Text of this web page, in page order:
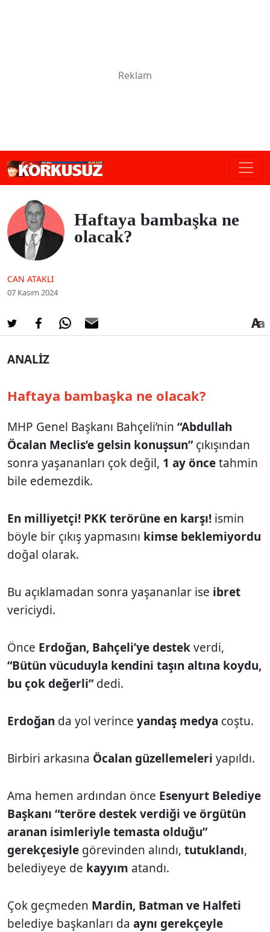
Haftaya bambaşka ne
olacak?
CAN ATAKLI
07 Kasım 2024
ANALİZ
Haftaya bambaşka ne olacak?
MHP Genel Başkanı Bahçeli’nin “Abdullah
Öcalan Meclis’e gelsin konuşsun”çıkışından
sonra yaşananları çok değil, 1 ay öncetahmin
bile edemezdik.
En milliyetçi! PKK terörüne en karşı! ismin
böyle bir çıkış yapmasını kimse beklemiyordu
doğal olarak.
Bu açıklamadan sonra yaşananlar ise ibret
vericiydi.
Önce Erdoğan, Bahçeli’ye destekverdi,
“Bütün vücuduyla kendini taşın altına koydu,
bu çok değerli”dedi.
Erdoğan da yol verince yandaş medya coştu.
Birbiri arkasına Öcalan güzellemeleri yapıldı.
Ama hemen ardından önce Esenyurt Belediye
Başkanı “teröre destek verdiği ve örgütün
aranan isimleriyle temasta olduğu”
gerekçesiyle görevinden alındı, tutuklandı,
belediyeye de kayyım atandı.
Çok geçmeden Mardin, Batman ve Halfeti
belediye başkanları da aynı gerekçeyle